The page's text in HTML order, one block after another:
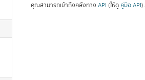
คุณสามารถเข้าถึงคลังทาง API (ให้ดู คู่มือ API).